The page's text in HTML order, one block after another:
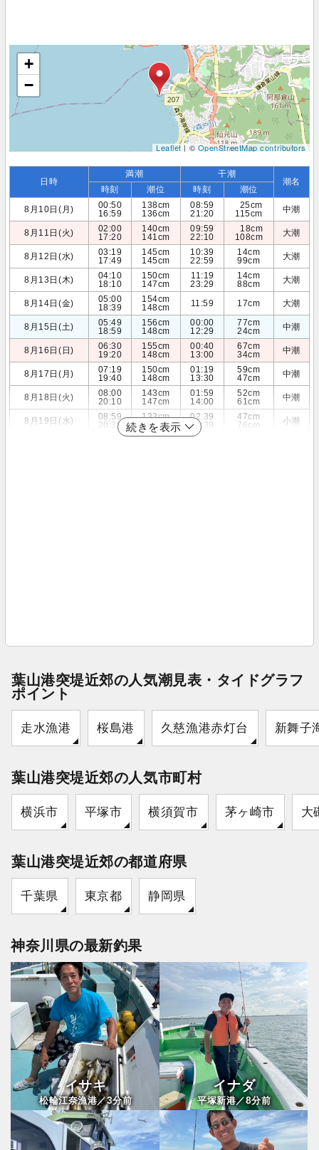
+
−
Leaflet| ©OpenStreetMap contributors
日時
満潮 干潮
潮名
時刻 潮位 時刻
潮位
8月10日(月)
00:50
16:59
138cm
136cm
08:59
21:20
25cm
115cm
中潮
8月11日(火)
02:00
17:20
140cm
141cm
09:59
22:10
18cm
108cm
大潮
8月12日(水)
03:19
17:49
145cm
145cm
10:39
22:59
14cm
99cm
大潮
8月13日(木)
04:10
18:10
150cm
147cm
11:19
23:29
14cm
88cm
大潮
8月14日(金)
05:00
18:39
154cm
148cm
11:59 17cm 大潮
8月15日(土)
05:49
18:59
156cm
148cm
00:00
12:29
77cm
24cm
中潮
8月16日(日)
06:30
19:20
155cm
148cm
00:40
13:00
67cm
34cm
中潮
8月17日(月)
07:19
19:40
150cm
148cm
01:19
13:30
59cm
47cm
中潮
8月18日(火)
08:00
20:10
143cm
147cm
01:59
14:00
52cm
61cm
中潮
8月19日(水)
08:59
20:39
133cm
146cm
02:39
14:39
47cm
76cm
小潮
続きを表示
葉山港突堤近郊の人気潮見表・タイドグラフ
ポイント
走水漁港 桜島港 久慈漁港赤灯台 新舞子
葉山港突堤近郊の人気市町村
横浜市 平塚市 横須賀市 茅ヶ崎市 大
葉山港突堤近郊の都道府県
千葉県 東京都 静岡県
神奈川県の最新釣果
イサキ
松輪江奈漁港／3分前
イナダ
平塚新港／8分前